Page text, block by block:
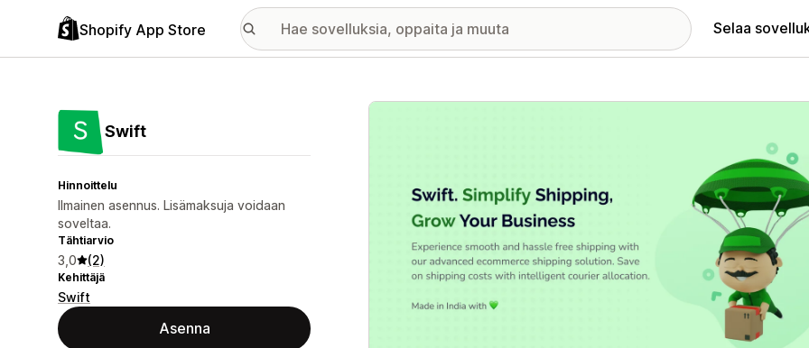
Shopify App Store Selaa
Swift
Hinnoittelu
Ilmainen asennus. Lisämaksuja voidaan
soveltaa.
Tähtiarvio
3,0 (2)
Kehittäjä
Swift
Asenna
Esittelykuvagalleria